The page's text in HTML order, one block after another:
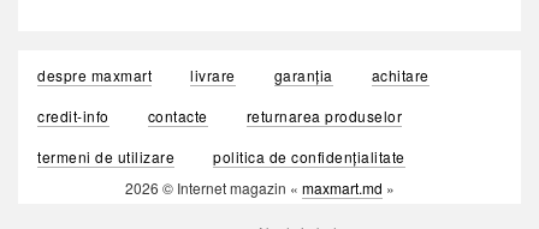
despre maxmart livrare garanția
achitare
credit-info
contacte
returnarea produselor
termeni de utilizare
politica de confidențialitate
2026 © Internet magazin « maxmart.md »